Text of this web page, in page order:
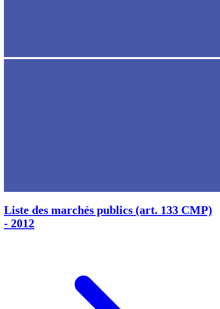
Liste des marchés publics (art. 133 CMP)
- 2012